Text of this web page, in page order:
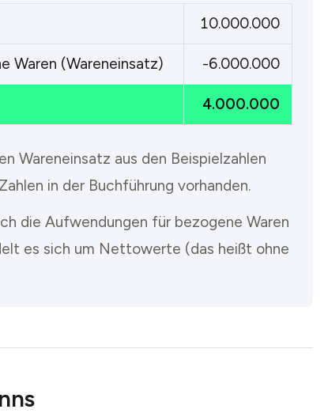
10.000.000
Waren (Wareneinsatz) -6.000.000
4.000.000
Wareneinsatz aus den Beispielzahlen
in der Buchführung vorhanden.
die Aufwendungen für bezogene Waren
es sich um Nettowerte (das heißt ohne